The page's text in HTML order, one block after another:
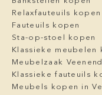
Relaxfauteuils kopen
Fauteuils kopen
Sta-op-stoel kopen
Klassieke meubelen
Meubelzaak
Klassieke fauteuils
Meubels kopen in